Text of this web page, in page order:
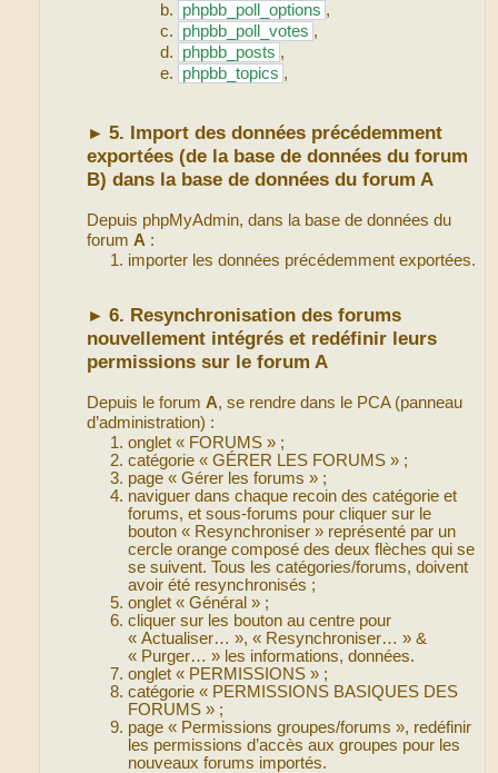
phpbb_poll_options ,
phpbb_poll_votes ,
phpbb_posts ,
phpbb_topics ,
►5. Import des données précédemment
exportées (de la base de données du forum
B) dans la base de données du forum A
Depuis phpMyAdmin, dans la base de données du
forumA :
importer les données précédemment exportées.
►6. Resynchronisation des forums
nouvellement intégrés et redéfinir leurs
permissions sur le forum A
Depuis le forumA, se rendre dans le PCA (panneau
d’administration) :
onglet « FORUMS » ;
catégorie « GÉRER LES FORUMS » ;
page « Gérer les forums » ;
naviguer dans chaque recoin des catégorie et
forums, et sous-forums pour cliquer sur le
bouton « Resynchroniser » représenté par un
cercle orange composé des deux flèches qui se
se suivent. Tous les catégories/forums, doivent
avoir été resynchronisés ;
onglet « Général » ;
cliquer sur les bouton au centre pour
« Actualiser… », « Resynchroniser… » &
« Purger… » les informations, données.
onglet « PERMISSIONS » ;
catégorie « PERMISSIONS BASIQUES DES
FORUMS » ;
page « Permissions groupes/forums », redéfinir
les permissions d’accès aux groupes pour les
nouveaux forums importés.